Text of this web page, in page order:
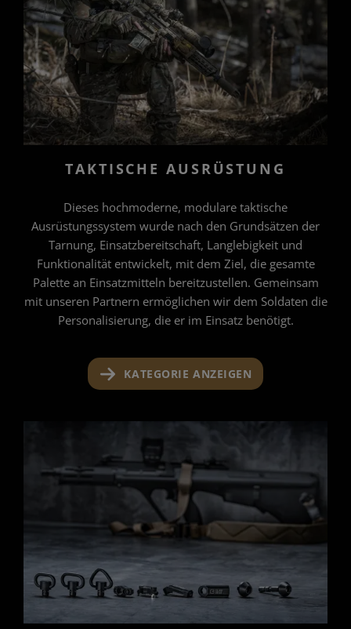
TAKTISCHE AUSRÜSTUNG
Dieses hochmoderne, modulare taktische
Ausrüstungssystem wurde nach den Grundsätzen der
Tarnung, Einsatzbereitschaft, Langlebigkeit und
Funktionalität entwickelt, mit dem Ziel, die gesamte
Palette an Einsatzmitteln bereitzustellen. Gemeinsam
mit unseren Partnern ermöglichen wir dem Soldaten die
Personalisierung, die er im Einsatz benötigt.
KATEGORIE ANZEIGEN